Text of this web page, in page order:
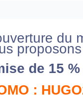
du
proposons
de 15 %
: